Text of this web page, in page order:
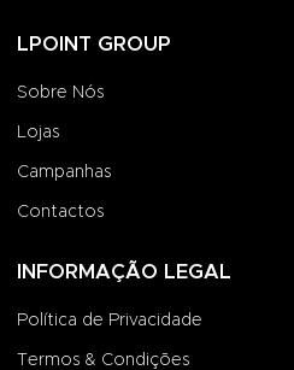
LPOINT GROUP
Sobre Nós
Lojas
Campanhas
Contactos
INFORMAÇÃO LEGAL
Política de Privacidade
Termos & Condições